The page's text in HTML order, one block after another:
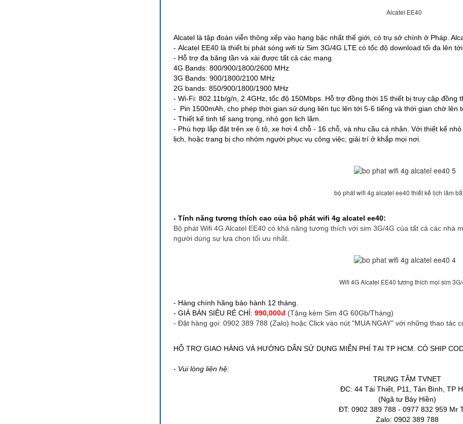
Alcatel EE40
Alcatel là tập đoàn viễn thông xếp vào hạng bậc nhất thế giới, có trụ sở chính ở Pháp.
- Alcatel EE40là thiết bị phát sóng wifi từ Sim 3G/4G LTE có tốc độ download tối đa lên
- Hỗ trợ đa băng tần và xài được tất cả các mạng
4G Bands: 800/900/1800/2600 MHz
3G Bands: 900/1800/2100 MHz
2G bands: 850/900/1800/1900 MHz
- Wi-Fi: 802.11b/g/n, 2.4GHz, tốc độ 150Mbps. Hỗ trợ đồng thời 15 thiết bị truy cập đồng
- Pin 1500mAh, cho phép thời gian sử dụng liên tục lên tới 5-6 tiếng và thời gian chờ lên
- Thiết kế tinh tế sang trọng, nhỏ gọn lịch lãm.
- Phù hợp lắp đặt trên xe ô tô, xe hơi 4 chỗ - 16 chỗ, và nhu cầu cá nhân. Với thiết kế
lịch, hoặc trang bị cho nhóm người phục vụ công việc, giải trí ở khắp mọi nơi.
bộ phát wifi 4g alcatel ee40 thiết kế lịch lãm
- Tính năng tương thích cao của bộ phát wifi 4g alcatel ee40:
Bộ phát Wifi 4G Alcatel EE40 có khả năng tương thích với sim 3G/4G của tất cả các nhà
người dùng sự lựa chọn tối ưu nhất.
Wifi 4G Alcatel EE40 tương thích mọi sim
- Hàng chính hãng bảo hành 12 tháng.
- GIÁ BÁN SIÊU RẺ CHỈ: 990,000đ (Tặng kèm Sim 4G 60Gb/Tháng)
- Đặt hàng gọi: 0902 389 788 (Zalo) hoặc Click vào nút "MUA NGAY" với những thao tác
HỖ TRỢ GIAO HÀNG VÀ HƯỚNG DẪN SỬ DỤNG MIỄN PHÍ TẠI TP HCM. CÓ SHIP
- Vui lòng liên hệ:
TRUNG TÂM TVNET
ĐC: 44 Tái Thiết, P11, Tân Bình, TP
(Ngã tư Bảy Hiền)
ĐT: 0902 389 788 - 0977 832 959 Mr
Zalo: 0902 389 788